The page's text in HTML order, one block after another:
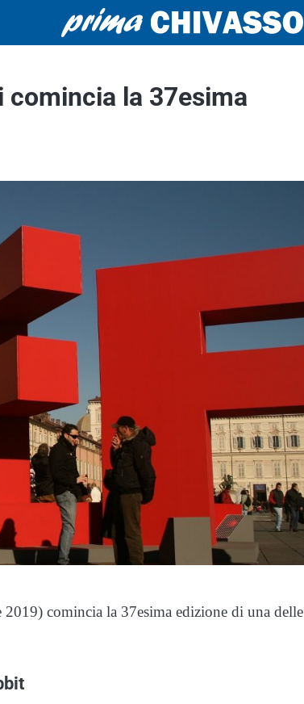
comincia la 37esima
comincia la 37esima edizione di una delle